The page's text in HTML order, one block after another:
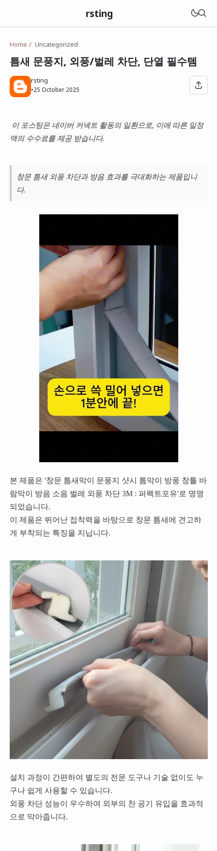
rsting
Home Uncategorized
틈새 문풍지, 외풍/벌레 차단, 단열 필수템
rsting
•25 October 2025
이 포스팅은 네이버 커넥트 활동의 일환으로, 이에 따른 일정
액의 수수료를 제공 받습니다.
창문 틈새 외풍 차단과 방음 효과를 극대화하는 제품입니
다.
본 제품은 '창문 틈새막이 문풍지 샷시 틈막이 방풍 창틀 바
람막이 방음 소음 벌레 외풍 차단 3M : 퍼펙트포유'로 명명
되었습니다.
이 제품은 뛰어난 접착력을 바탕으로 창문 틈새에 견고하
게 부착되는 특징을 지닙니다.
설치 과정이 간편하여 별도의 전문 도구나 기술 없이도 누
구나 쉽게 사용할 수 있습니다.
외풍 차단 성능이 우수하여 외부의 찬 공기 유입을 효과적
으로 막아줍니다.